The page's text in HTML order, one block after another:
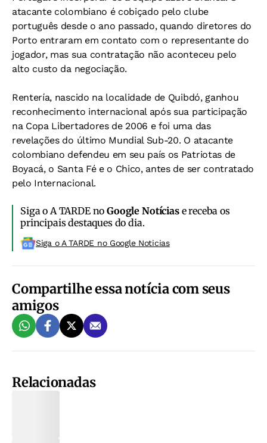
atacante colombiano é cobiçado pelo clube
português desde o ano passado, quando diretores do
Porto entraram em contato com o representante do
jogador, mas sua contratação não aconteceu pelo
alto custo da negociação.
Rentería, nascido na localidade de Quibdó, ganhou
reconhecimento internacional após sua participação
na Copa Libertadores de 2006 e foi uma das
revelações do último Mundial Sub-20. O atacante
colombiano defendeu em seu país os Patriotas de
Boyacá, o Santa Fé e o Chico, antes de ser contratado
pelo Internacional.
Siga o A TARDE noGoogle Notíciase receba os
principais destaques do dia.
Siga o A TARDE no Google Noticias
Compartilhe essa notícia com seus
amigos
Relacionadas